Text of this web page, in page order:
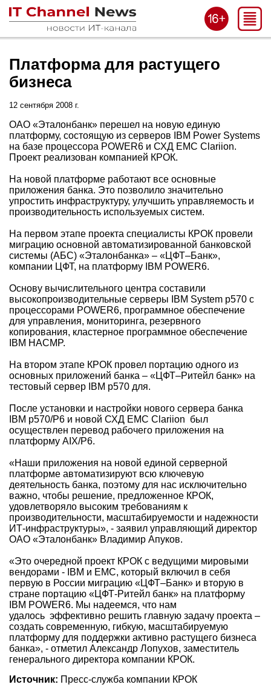
Платформа для растущего
бизнеса
12 сентября 2008 г.
ОАО «Эталонбанк» перешел на новую единую
платформу, состоящую из серверов IBM Power Systems
на базе процессора POWER6 и СХД EMC Clariion.
Проект реализован компанией КРОК.
На новой платформе работают все основные
приложения банка. Это позволило значительно
упростить инфраструктуру, улучшить управляемость и
производительность используемых систем.
На первом этапе проекта специалисты КРОК провели
миграцию основной автоматизированной банковской
системы (АБС) «Эталонбанка» – «ЦФТ–Банк»,
компании ЦФТ, на платформу IBM POWER6.
Основу вычислительного центра составили
высокопроизводительные серверы IBM System p570 с
процессорами POWER6, программное обеспечение
для управления, мониторинга, резервного
копирования, кластерное программное обеспечение
IBM HACMP.
На втором этапе КРОК провел портацию одного из
основных приложений банка – «ЦФТ–Ритейл банк» на
тестовый сервер IBM p570 для.
После установки и настройки нового сервера банка
IBM p570/P6 и новой СХД EMC Clariion был
осуществлен перевод рабочего приложения на
платформу AIX/P6.
«Наши приложения на новой единой серверной
платформе автоматизируют всю ключевую
деятельность банка, поэтому для нас исключительно
важно, чтобы решение, предложенное КРОК,
удовлетворяло высоким требованиям к
производительности, масштабируемости и надежности
ИТ-инфраструктуры», - заявил управляющий директор
ОАО «Эталонбанк» Владимир Апуков.
«Это очередной проект КРОК с ведущими мировыми
вендорами - IBM и ЕМС, который включил в себя
первую в России миграцию «ЦФТ–Банк» и вторую в
стране портацию «ЦФТ-Ритейл банк» на платформу
IBM POWER6. Мы надеемся, что нам
удалось эффективно решить главную задачу проекта –
создать современную, гибкую, масштабируемую
платформу для поддержки активно растущего бизнеса
банка», - отметил Александр Лопухов, заместитель
генерального директора компании КРОК.
Источник: Пресс-служба компании КРОК